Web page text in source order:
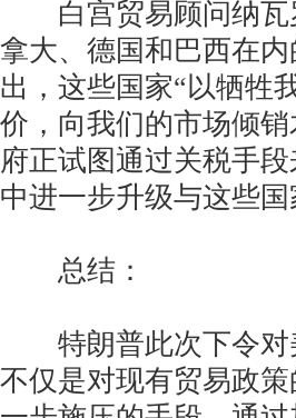
白宫贸易顾问纳瓦
拿大、德国和巴西在
出，这些国家“以牺牲
价，向我们的市场倾
府正试图通过关税手
中进一步升级与这些国
总结：
特朗普此次下令对
不仅是对现有贸易政